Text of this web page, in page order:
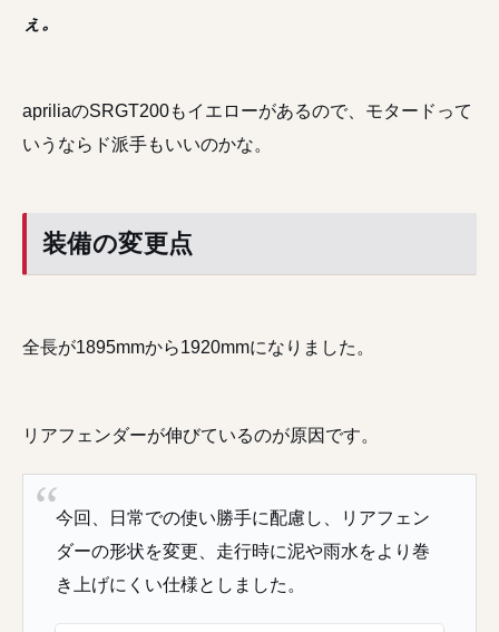
ぇ。
apriliaのSRGT200もイエローがあるので、モタードって
いうならド派手もいいのかな。
装備の変更点
全長が1895mmから1920mmになりました。
リアフェンダーが伸びているのが原因です。
今回、日常での使い勝手に配慮し、リアフェン
ダーの形状を変更、走行時に泥や雨水をより巻
き上げにくい仕様としました。